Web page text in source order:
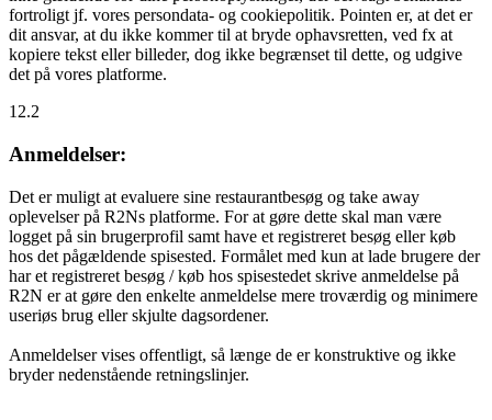
fortroligt jf. vores persondata- og cookiepolitik. Pointen er, at det er
dit ansvar, at du ikke kommer til at bryde ophavsretten, ved fx at
kopiere tekst eller billeder, dog ikke begrænset til dette, og udgive
det på vores platforme.
12.2
Anmeldelser:
Det er muligt at evaluere sine restaurantbesøg og take away
oplevelser på R2Ns platforme. For at gøre dette skal man være
logget på sin brugerprofil samt have et registreret besøg eller køb
hos det pågældende spisested. Formålet med kun at lade brugere der
har et registreret besøg / køb hos spisestedet skrive anmeldelse på
R2N er at gøre den enkelte anmeldelse mere troværdig og minimere
useriøs brug eller skjulte dagsordener.
Anmeldelser vises offentligt, så længe de er konstruktive og ikke
bryder nedenstående retningslinjer.